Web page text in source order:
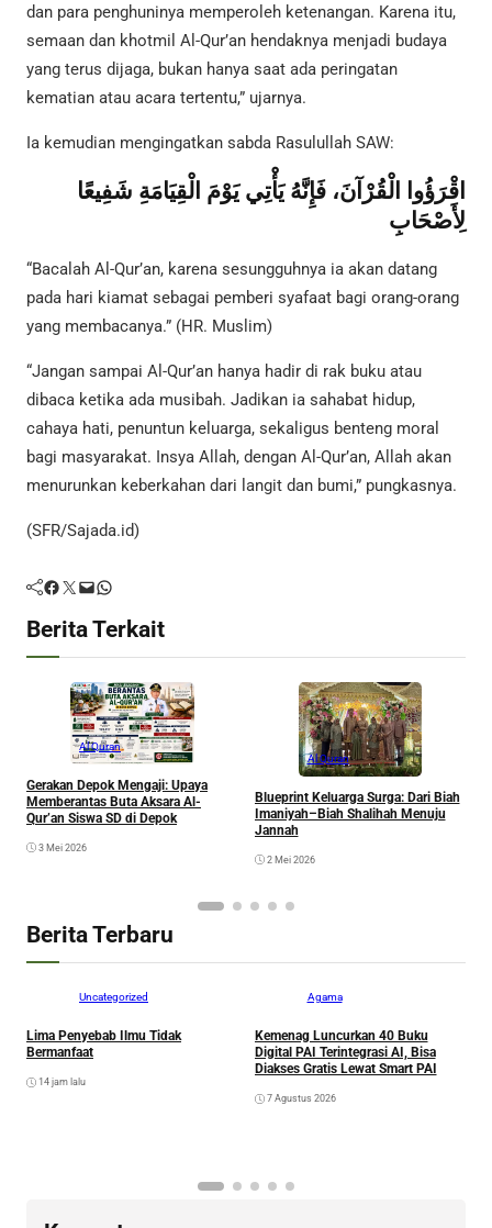
dan para penghuninya memperoleh ketenangan. Karena itu,
semaan dan khotmil Al-Qur’an hendaknya menjadi budaya
yang terus dijaga, bukan hanya saat ada peringatan
kematian atau acara tertentu,” ujarnya.
Ia kemudian mengingatkan sabda Rasulullah SAW:
اقْرَؤُوا الْقُرْآنَ، فَإِنَّهُ يَأْتِي يَوْمَ الْقِيَامَةِ شَفِيعًا
لِأَصْحَابِ
“Bacalah Al-Qur’an, karena sesungguhnya ia akan datang
pada hari kiamat sebagai pemberi syafaat bagi orang-orang
yang membacanya.” (HR. Muslim)
“Jangan sampai Al-Qur’an hanya hadir di rak buku atau
dibaca ketika ada musibah. Jadikan ia sahabat hidup,
cahaya hati, penuntun keluarga, sekaligus benteng moral
bagi masyarakat. Insya Allah, dengan Al-Qur’an, Allah akan
menurunkan keberkahan dari langit dan bumi,” pungkasnya.
(SFR/Sajada.id)
Facebook Twitter Mail WhatsApp
Berita Terkait
Al Quran
Gerakan Depok Mengaji: Upaya
Memberantas Buta Aksara Al-
Qur’an Siswa SD di Depok
3 Mei 2026
Al Quran
Blueprint Keluarga Surga: Dari Biah
Imaniyah–Biah Shalihah Menuju
Jannah
2 Mei 2026
Berita Terbaru
Uncategorized
Lima Penyebab Ilmu Tidak
Bermanfaat
14 jam lalu
Agama
Kemenag Luncurkan 40 Buku
Digital PAI Terintegrasi AI, Bisa
Diakses Gratis Lewat Smart PAI
7 Agustus 2026